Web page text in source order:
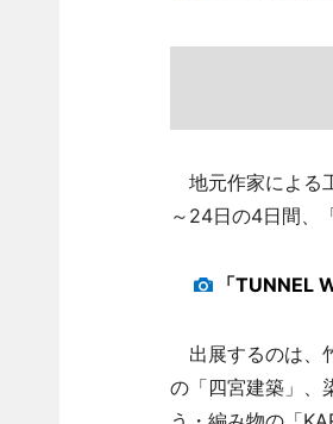
地元作家による
～24日の4日間、
「TUNNEL
出展するのは、
の「四宮建築」、